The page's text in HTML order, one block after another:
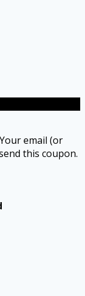
email (or
this coupon.